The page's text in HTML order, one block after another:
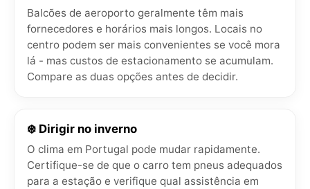
Balcões de aeroporto geralmente têm mais
fornecedores e horários mais longos. Locais no
centro podem ser mais convenientes se você mora
lá - mas custos de estacionamento se acumulam.
Compare as duas opções antes de decidir.
❄️ Dirigir no inverno
O clima em Portugal pode mudar rapidamente.
Certifique-se de que o carro tem pneus adequados
para a estação e verifique qual assistência em